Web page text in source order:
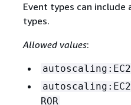
Event types can
types.
Allowed values:
ROR